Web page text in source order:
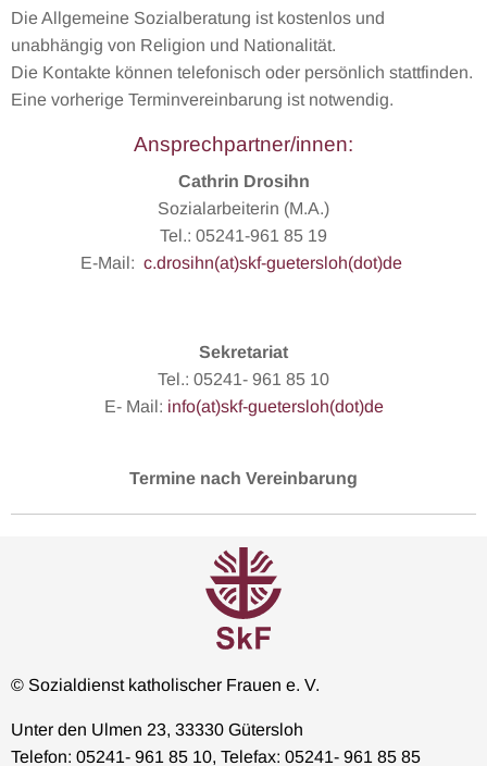
Die Allgemeine Sozialberatung ist kostenlos und
unabhängig von Religion und Nationalität.
Die Kontakte können telefonisch oder persönlich stattfinden.
Eine vorherige Terminvereinbarung ist notwendig.
Ansprechpartner/innen:
Cathrin Drosihn
Sozialarbeiterin (M.A.)
Tel.: 05241-961 85 19
E-Mail: c.drosihn(at)skf-guetersloh(dot)de
Sekretariat
Tel.: 05241- 961 85 10
E- Mail: info(at)skf-guetersloh(dot)de
Termine nach Vereinbarung
© Sozialdienst katholischer Frauen e. V.
Unter den Ulmen 23, 33330 Gütersloh
Telefon: 05241- 961 85 10, Telefax: 05241- 961 85 85